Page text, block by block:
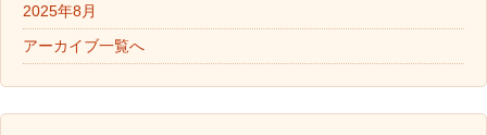
2025年8月
アーカイブ一覧へ